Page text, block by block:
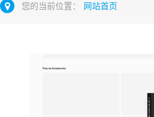
您的当前位置： 网站首页